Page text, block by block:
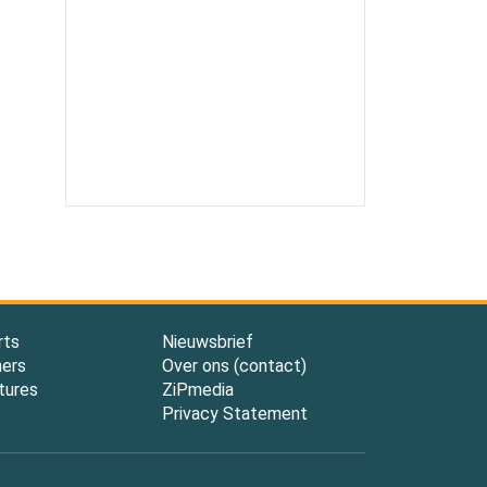
Nieuwsbrief
Over ons (contact)
ZiPmedia
Privacy Statement